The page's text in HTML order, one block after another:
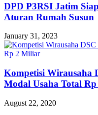
DPD P3RSI Jatim
Aturan Rumah Susun
January 31, 2023
Kompetisi Wirausaha
Modal Usaha Total Rp
August 22, 2020